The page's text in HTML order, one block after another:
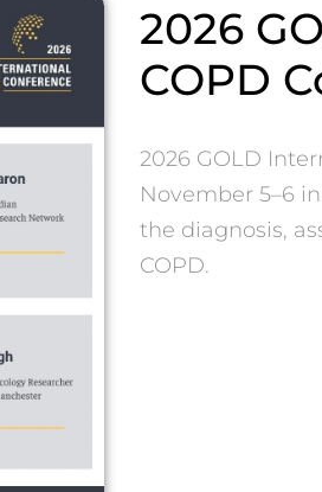
2026
COPD
2026 GOLD
November 5–6
the diagnosis,
COPD.